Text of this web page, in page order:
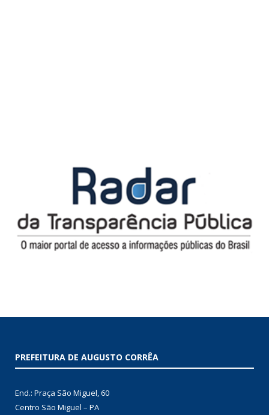
PREFEITURA DE AUGUSTO CORRÊA
End.: Praça São Miguel, 60
Centro São Miguel – PA